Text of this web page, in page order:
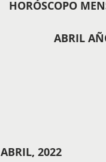
HORÓSCOPO
ABRIL
2022